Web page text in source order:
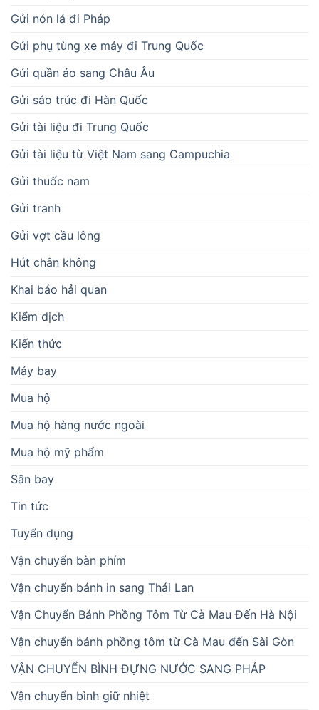
Gửi nón lá đi Pháp
Gửi phụ tùng xe máy đi Trung Quốc
Gửi quần áo sang Châu Âu
Gửi sáo trúc đi Hàn Quốc
Gửi tài liệu đi Trung Quốc
Gửi tài liệu từ Việt Nam sang Campuchia
Gửi thuốc nam
Gửi tranh
Gửi vợt cầu lông
Hút chân không
Khai báo hải quan
Kiểm dịch
Kiến thức
Máy bay
Mua hộ
Mua hộ hàng nước ngoài
Mua hộ mỹ phẩm
Sân bay
Tin tức
Tuyển dụng
Vận chuyển bàn phím
Vận chuyển bánh in sang Thái Lan
Vận Chuyển Bánh Phồng Tôm Từ Cà Mau Đến Hà Nội
Vận chuyển bánh phồng tôm từ Cà Mau đến Sài Gòn
VẬN CHUYỂN BÌNH ĐỰNG NƯỚC SANG PHÁP
Vận chuyển bình giữ nhiệt